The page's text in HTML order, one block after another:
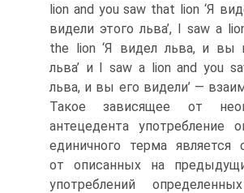
lion and you saw that lion ‘Я
видели этого льва’, I saw a
the lion ‘Я видел льва, и вы
льва’ и I saw a lion and you
льва, и вы его видели’ —
Такое зависящее от
антецеден­та употребление
единичного терма является
от описанных на
употреблений